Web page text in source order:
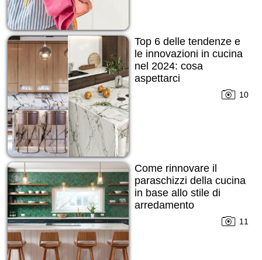
Top 6 delle tendenze e
le innovazioni in cucina
nel 2024: cosa
aspettarci
10
Come rinnovare il
paraschizzi della cucina
in base allo stile di
arredamento
11